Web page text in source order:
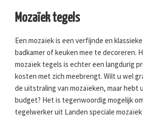
Mozaïek tegels
Een mozaïek is een verfijnde en
badkamer of keuken mee te decoreren.
mozaïek tegels is echter een langdurig
kosten met zich meebrengt. Wilt u wel
de uitstraling van mozaïeken, maar hebt
budget? Het is tegenwoordig mogelijk
tegelwerker uit Landen speciale